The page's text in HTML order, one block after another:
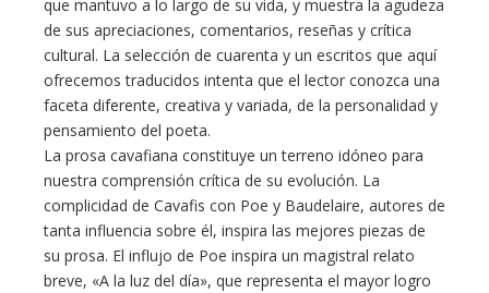
que mantuvo a lo largo de su vida, y muestra la agudeza
de sus apreciaciones, comentarios, reseñas y crítica
cultural. La selección de cuarenta y un escritos que aquí
ofrecemos traducidos intenta que el lector conozca una
faceta diferente, creativa y variada, de la personalidad y
pensamiento del poeta.
La prosa cavafiana constituye un terreno idóneo para
nuestra comprensión crítica de su evolución. La
complicidad de Cavafis con Poe y Baudelaire, autores de
tanta influencia sobre él, inspira las mejores piezas de
su prosa. El influjo de Poe inspira un magistral relato
breve, «A la luz del día», que representa el mayor logro